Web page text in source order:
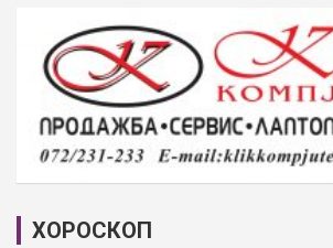
ХОРОСКОП